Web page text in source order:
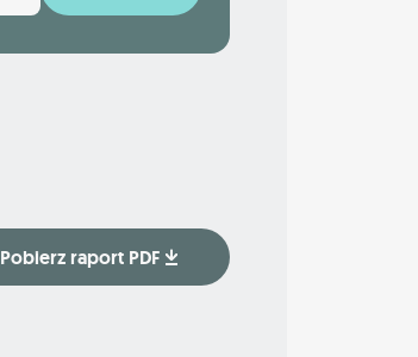
Pobierz raport PDF